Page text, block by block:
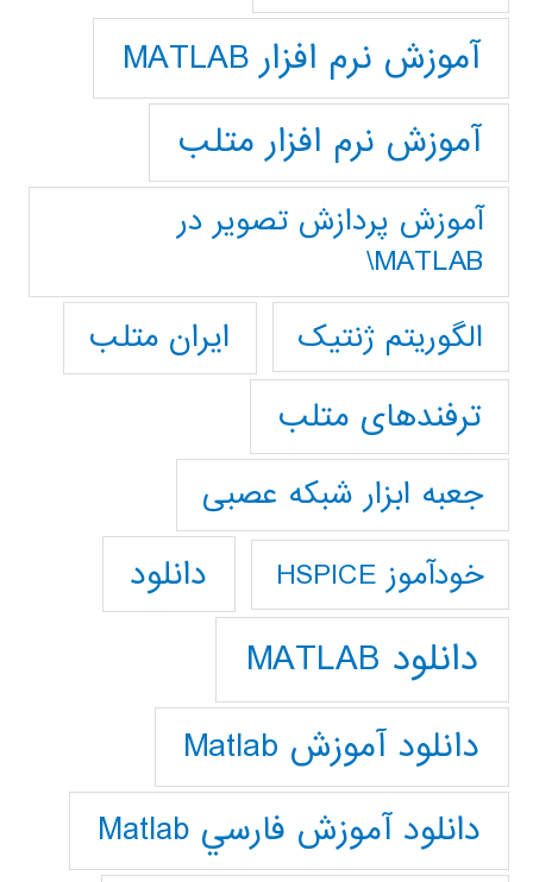
آموزش نرم افزار MATLAB
آموزش نرم افزار متلب
آموزش پردازش تصوير در
MATLAB\
الگوریتم ژنتیک
ایران متلب
ترفندهای متلب
جعبه ابزار شبکه عصبی
خودآموز HSPICE دانلود
دانلود MATLAB
دانلود آموزش Matlab
دانلود آموزش فارسي Matlab